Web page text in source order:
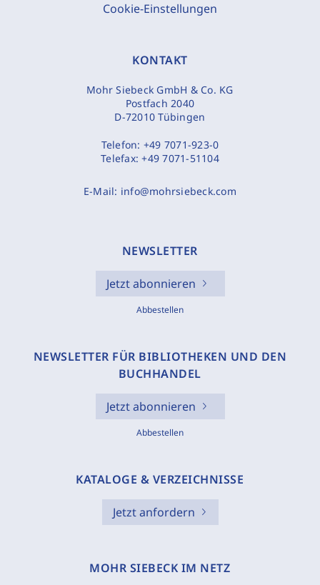
Cookie-Einstellungen
KONTAKT
Mohr Siebeck GmbH & Co. KG
Postfach 2040
D-72010 Tübingen
Telefon: +49 7071-923-0
Telefax:+49 7071-51104
E-Mail: info@mohrsiebeck.com
NEWSLETTER
Jetzt abonnieren
Abbestellen
NEWSLETTER FÜR BIBLIOTHEKEN UND DEN
BUCHHANDEL
Jetzt abonnieren
Abbestellen
KATALOGE & VERZEICHNISSE
Jetzt anfordern
MOHR SIEBECK IM NETZ